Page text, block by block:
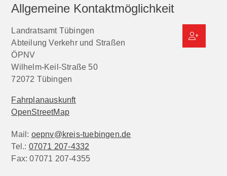
Allgemeine Kontaktmöglichkeit
Landratsamt Tübingen
Abteilung Verkehr und Straßen
ÖPNV
Wilhelm-Keil-Straße 50
72072 Tübingen
Fahrplanauskunft
OpenStreetMap
Mail: oepnv@kreis-tuebingen.de
Tel.: 07071 207-4332
Fax: 07071 207-4355